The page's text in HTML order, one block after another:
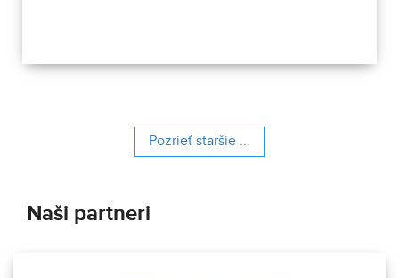
Pozrieť staršie ...
Naši partneri